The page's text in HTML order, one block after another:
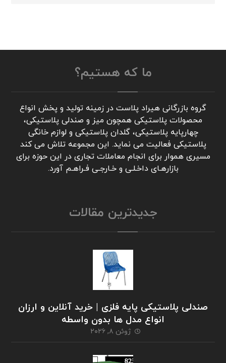
ما که هستیم؟
گروه بازرگانی هیراد پلاست در زمینه تولید و پخش انواع
محصولات پلاستیکی همچون میز و صندلی پلاستیکی،
چهارپایه پلاستیکی، گلدان پلاستیکی و لوازم خانگی
پلاستیکی فعالیت می نماید. این مجموعه تلاش می کند
مسیری هموار برای انجام معاملات تجاری در این حوزه برای
بازارهـای داخـلـی و خـارجـی فـراهـم آورد.
جدیدترین مقالات
صندلی پلاستیکی پایه فلزی | خرید آنلاین و ارزان
انواع مدل ها بدون واسطه
ژوئن ۸, ۲۰۲۶